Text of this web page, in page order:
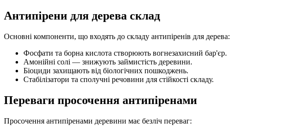
Антипірени для дерева склад
Основні компоненти, що входять до складу антипіренів для дерева:
Фосфати та борна кислота створюють вогнезахисний бар'єр.
Амонійні солі — знижують займистість деревини.
Біоциди захищають від біологічних пошкоджень.
Стабілізатори та сполучні речовини для стійкості складу.
Переваги просочення антипіренами
Просочення антипіренами деревини має безліч переваг: